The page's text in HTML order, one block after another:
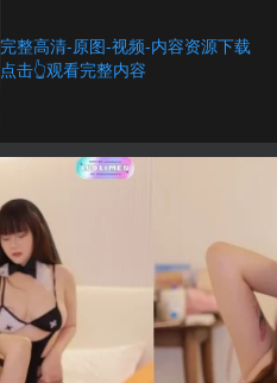
完整高清-原图-视频-内容资源下载
点击👆观看完整内容